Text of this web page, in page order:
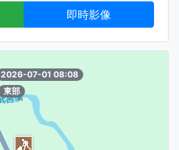
即時影像
2026-07-01 08:08
東部